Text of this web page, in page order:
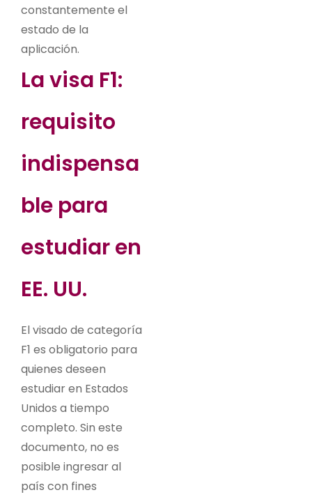
constantemente el
estado de la
aplicación.
La visa F1:
requisito
indispensa
ble para
estudiar en
EE. UU.
El visado de categoría
F1 es obligatorio para
quienes deseen
estudiar en Estados
Unidos a tiempo
completo. Sin este
documento, no es
posible ingresar al
país con fines